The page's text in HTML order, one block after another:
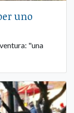
uno
"una